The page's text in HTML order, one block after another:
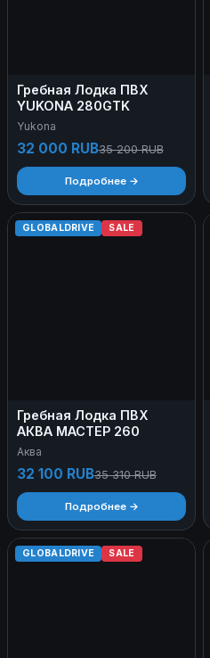
Гребная Лодка ПВХ
YUKONA 280GTK
Yukona
32 000 RUB35 200 RUB
Подробнее →
GLOBALDRIVE SALE
Гребная Лодка ПВХ
АКВА МАСТЕР 260
Аква
32 100 RUB35 310 RUB
Подробнее →
GLOBALDRIVE SALE